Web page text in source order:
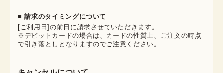
■ 請求のタイミングについて
[ご利用日]の前日に請求させていただきます。
※デビットカードの場合は、カードの性質上、ご注文の時点
で引き落としとなりますのでご注意ください。